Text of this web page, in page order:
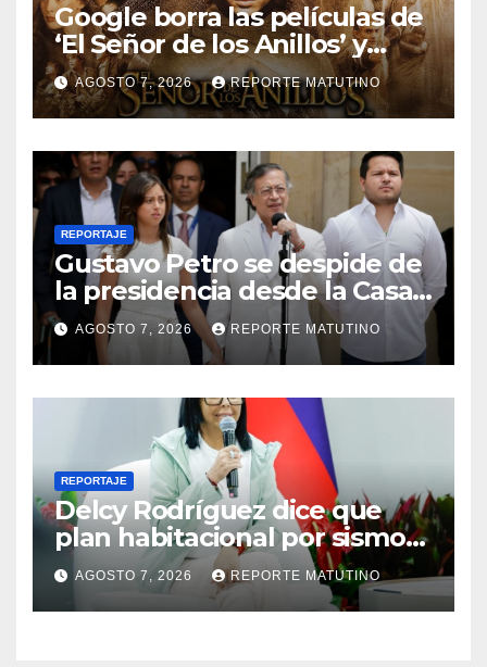
Google borra las películas de
‘El Señor de los Anillos’ y
reabre el debate sobre la
propiedad digital
AGOSTO 7, 2026 REPORTE MATUTINO
REPORTAJE
Gustavo Petro se despide de
la presidencia desde la Casa
de Nariño
AGOSTO 7, 2026 REPORTE MATUTINO
REPORTAJE
Delcy Rodríguez dice que
plan habitacional por sismos
ha beneficiado a unas 2.000
personas en una semana
AGOSTO 7, 2026 REPORTE MATUTINO